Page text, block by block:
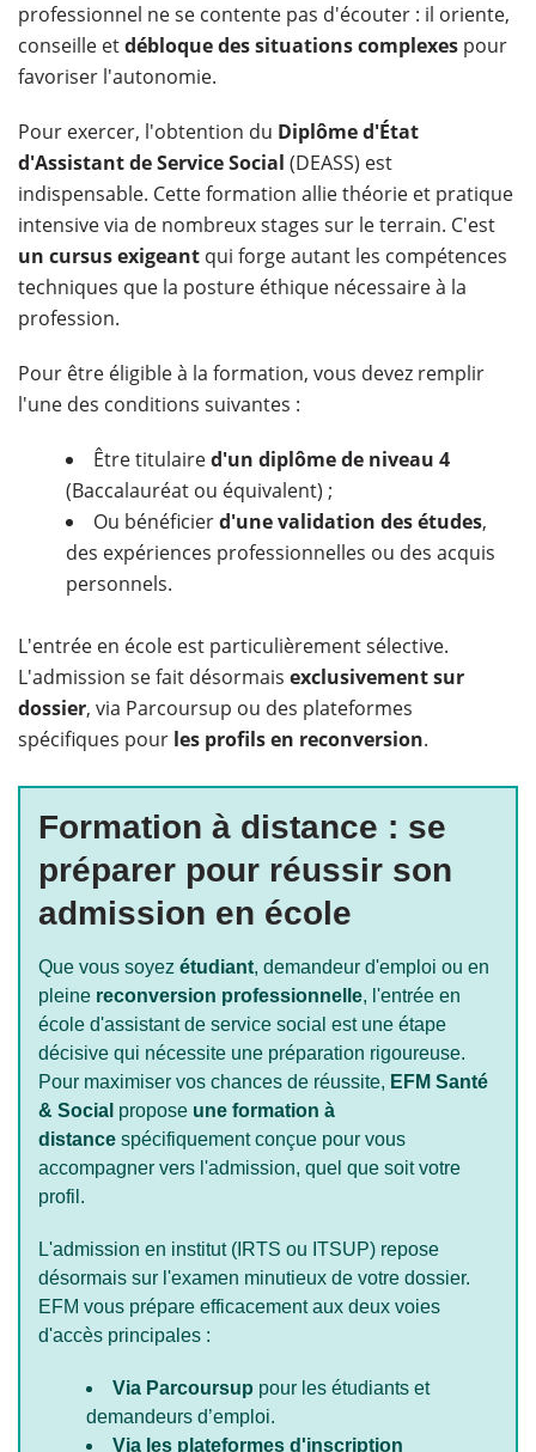
professionnel ne se contente pas d'écouter : il oriente,
conseille etdébloque des situations complexes pour
favoriser l'autonomie.
Pour exercer, l'obtention du Diplôme d'État
d'Assistant de Service Social (DEASS) est
indispensable. Cette formation allie théorie et pratique
intensive via de nombreux stages sur le terrain. C'est
un cursus exigeant qui forge autant les compétences
techniques que la posture éthique nécessaire à la
profession.
Pour être éligible à la formation, vous devez remplir
l'une des conditions suivantes :
Être titulaired'un diplôme de niveau 4
(Baccalauréat ou équivalent) ;
Ou bénéficierd'une validation des études,
des expériences professionnelles ou des acquis
personnels.
L'entrée en école est particulièrement sélective.
L'admission se fait désormais exclusivement sur
dossier, via Parcoursup ou des plateformes
spécifiques pour les profils en reconversion.
Formation à distance : se
préparer pour réussir son
admission en école
Que vous soyez étudiant, demandeur d'emploi ou en
pleine reconversion professionnelle, l'entrée en
école d'assistant de service social est une étape
décisive qui nécessite une préparation rigoureuse.
Pour maximiser vos chances de réussite, EFM Santé
& Social propose une formation à
distance spécifiquement conçue pour vous
accompagner vers l'admission, quel que soit votre
profil.
L'admission en institut (IRTS ou ITSUP) repose
désormais sur l'examen minutieux de votre dossier.
EFM vous prépare efficacement aux deux voies
d'accès principales :
Via Parcoursup pour les étudiants et
demandeurs d’emploi.
Via les plateformes d'inscription